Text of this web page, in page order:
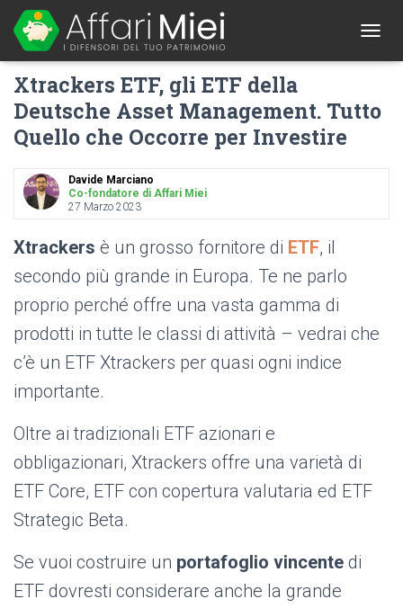
O
L
Xtrackers ETF, gli ETF della
Deutsche Asset Management. Tutto
Quello che Occorre per Investire
Davide Marciano
Co-fondatore di Affari Miei
27 Marzo 2023
Xtrackers è un grosso fornitore di ETF, il
secondo più grande in Europa. Te ne parlo
proprio perché offre una vasta gamma di
prodotti in tutte le classi di attività – vedrai che
c’è un ETF Xtrackers per quasi ogni indice
importante.
Oltre ai tradizionali ETF azionari e
obbligazionari, Xtrackers offre una varietà di
ETF Core, ETF con copertura valutaria ed ETF
Strategic Beta.
Se vuoi costruire un portafoglio vincente di
ETF dovresti considerare anche la grande